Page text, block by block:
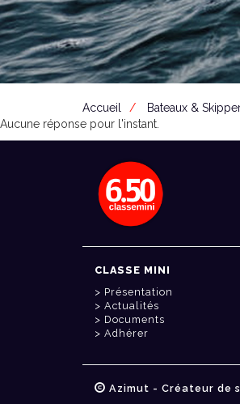
Accueil Bateaux &
Aucune réponse pour l'instant.
CLASSE MINI
Présentation
Actualités
Documents
Adhérer
Azimut - Créateur de